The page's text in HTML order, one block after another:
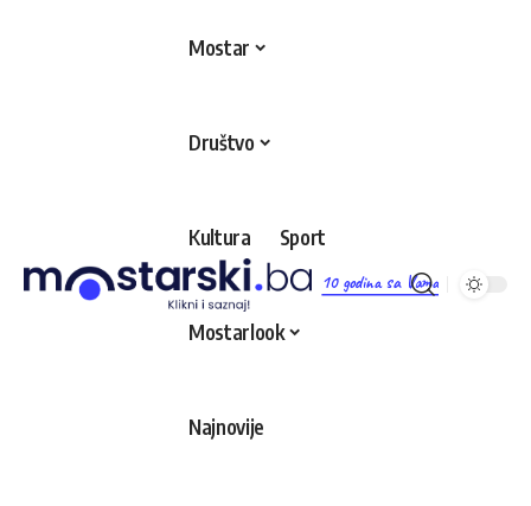
10 godina sa Vama
Mostar
Društvo
Kultura Sport
Mostarlook
Najnovije